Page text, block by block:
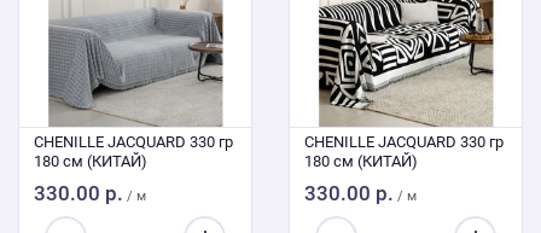
CHENILLE JACQUARD 330 гр
180 см (КИТАЙ)
330.00 р. / м
CHENILLE JACQUARD 330 гр
180 см (КИТАЙ)
330.00 р. / м